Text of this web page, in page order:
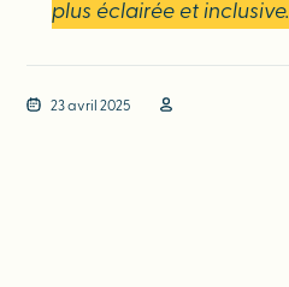
plus éclairée et inclusive.
23 avril 2025